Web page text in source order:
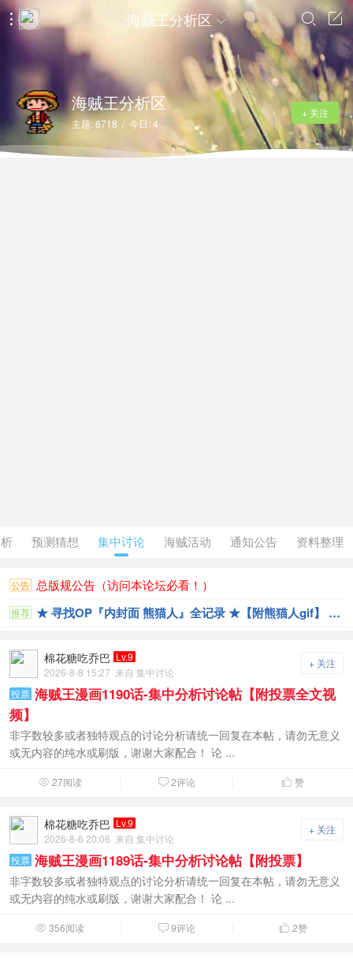
 海贼王分析区  

+ 关注
海贼王分析区
主题: 6718 / 今日: 4
预测猜想 集中讨论 海贼活动 通知公告 资料整理
公告 总版规公告（访问本论坛必看！）
推荐 ★ 寻找OP『内封面 熊猫人』全记录 ★【附熊猫人gif】 更新 ( 111卷 )
+ 关注
棉花糖吃乔巴 Lv.9
2026-8-8 15:27 来自 集中讨论
投票 海贼王漫画1190话-集中分析讨论帖【附投票全文视
频】
非字数较多或者独特观点的讨论分析请统一回复在本帖，请勿无意义
或无内容的纯水或刷版，谢谢大家配合！ 论 ...
 27阅读  2评论  赞
+ 关注
棉花糖吃乔巴 Lv.9
2026-8-6 20:06 来自 集中讨论
投票 海贼王漫画1189话-集中分析讨论帖【附投票】
非字数较多或者独特观点的讨论分析请统一回复在本帖，请勿无意义
或无内容的纯水或刷版，谢谢大家配合！ 论 ...
 356阅读  9评论  2赞